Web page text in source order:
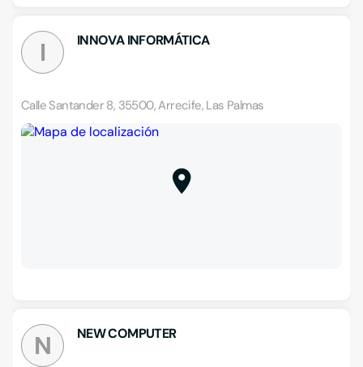
I INNOVA INFORMÁTICA
Calle Santander 8, 35500, Arrecife, Las Palmas
N NEW COMPUTER